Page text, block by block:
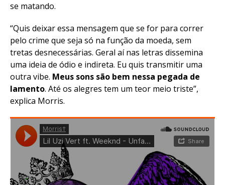
se matando.
“Quis deixar essa mensagem que se for para correr
pelo crime que seja só na função da moeda, sem
tretas desnecessárias. Geral aí nas letras dissemina
uma ideia de ódio e indireta. Eu quis transmitir uma
outra vibe. Meus sons são bem nessa pegada de
lamento. Até os alegres tem um teor meio triste”,
explica Morris.